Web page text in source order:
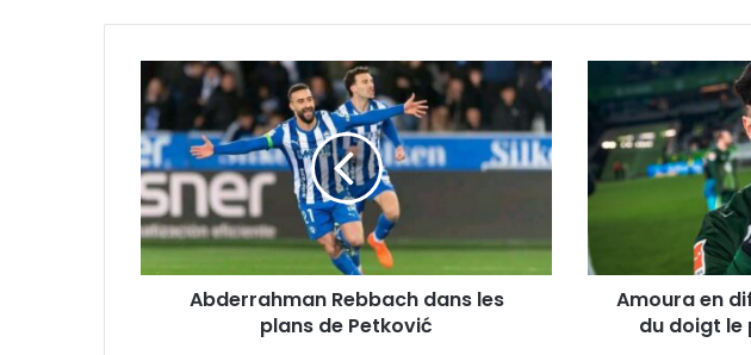
Abderrahman
Rebbach
dans
les
plans
de
Petković
Abderrahman Rebbach dans les
plans de Petković
en
difficulté,
Hecking
pointe
du
doigt
le
poids
Amoura en
du doigt le